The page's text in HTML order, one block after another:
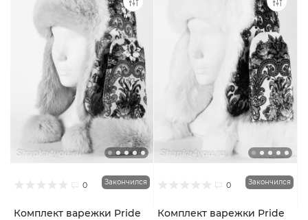
0 Закончился
Комплект варежки Pride
0 Закончился
Комплект варежки Pride